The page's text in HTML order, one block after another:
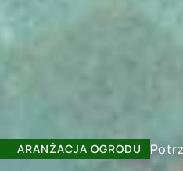
ARANŻACJA OGRODU